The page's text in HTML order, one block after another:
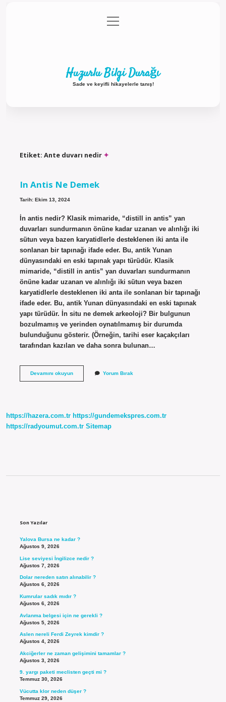
Gizlilik Politikası
menüyü
aç
Huzurlu Bilgi Durağı
Sade ve keyifli hikayelerle tanış!
Etiket: Ante duvarı nedir
In Antis Ne Demek
Tarih: Ekim 13, 2024
İn antis nedir? Klasik mimaride, “distill in antis” yan
duvarları sundurmanın önüne kadar uzanan ve alınlığı iki
sütun veya bazen karyatidlerle desteklenen iki anta ile
sonlanan bir tapınağı ifade eder. Bu, antik Yunan
dünyasındaki en eski tapınak yapı türüdür. Klasik
mimaride, “distill in antis” yan duvarları sundurmanın
önüne kadar uzanan ve alınlığı iki sütun veya bazen
karyatidlerle desteklenen iki anta ile sonlanan bir tapınağı
ifade eder. Bu, antik Yunan dünyasındaki en eski tapınak
yapı türüdür. İn situ ne demek arkeoloji? Bir bulgunun
bozulmamış ve yerinden oynatılmamış bir durumda
bulunduğunu gösterir. (Örneğin, tarihi eser kaçakçıları
tarafından kazılan ve daha sonra bulunan…
Devamını okuyunIn
Yorum Bırak
https://hazera.com.tr https://gundemekspres.com.tr
https://radyoumut.com.tr Sitemap
Son Yazılar
Yalova Bursa ne kadar ?
Ağustos 9, 2026
Lise seviyesi İngilizce nedir ?
Ağustos 7, 2026
Dolar nereden satın alınabilir ?
Ağustos 6, 2026
Kumrular sadık mıdır ?
Ağustos 6, 2026
Avlanma belgesi için ne gerekli ?
Ağustos 5, 2026
Aslen nereli Ferdi Zeyrek kimdir ?
Ağustos 4, 2026
Akciğerler ne zaman gelişimini tamamlar ?
Ağustos 3, 2026
9. yargı paketi meclisten geçti mi ?
Temmuz 30, 2026
Vücutta klor neden düşer ?
Temmuz 29, 2026